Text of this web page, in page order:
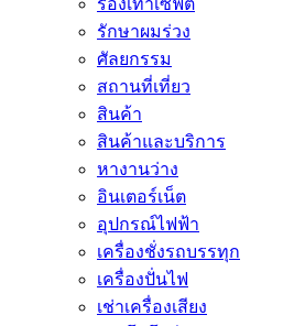
รักษาผมร่วง
ศัลยกรรม
สถานที่เที่ยว
สินค้า
สินค้าและบริการ
หางานว่าง
อินเตอร์เน็ต
อุปกรณ์ไฟฟ้า
เครื่องชั่งรถบรรทุก
เครื่องปั่นไฟ
เช่าเครื่องเสียง